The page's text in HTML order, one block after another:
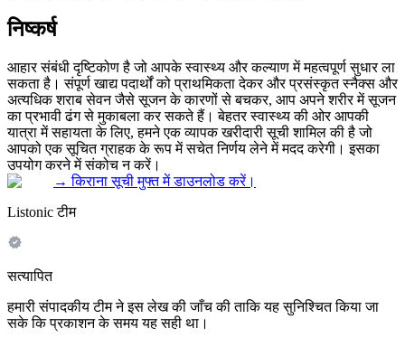
निष्कर्ष
आहार संबंधी दृष्टिकोण है जो आपके स्वास्थ्य और कल्याण में महत्वपूर्ण सुधार ला
सकता है। संपूर्ण खाद्य पदार्थों को प्राथमिकता देकर और प्रसंस्कृत स्नैक्स और
अत्यधिक शराब सेवन जैसे सूजन के कारणों से बचकर, आप अपने शरीर में सूजन
का प्रभावी ढंग से मुकाबला कर सकते हैं। बेहतर स्वास्थ्य की ओर आपकी
यात्रा में सहायता के लिए, हमने एक व्यापक खरीदारी सूची शामिल की है जो
आपको एक सूचित ग्राहक के रूप में सचेत निर्णय लेने में मदद करेगी। इसका
उपयोग करने में संकोच न करें।
→किराना सूची मुफ्त में डाउनलोड करें।
Listonic टीम
सत्यापित
हमारी संपादकीय टीम ने इस लेख की जाँच की ताकि यह सुनिश्चित किया जा
सके कि प्रकाशन के समय यह सही था।